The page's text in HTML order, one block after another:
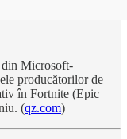
din Microsoft-
producătorilor de
în Fortnite (Epic
(qz.com)